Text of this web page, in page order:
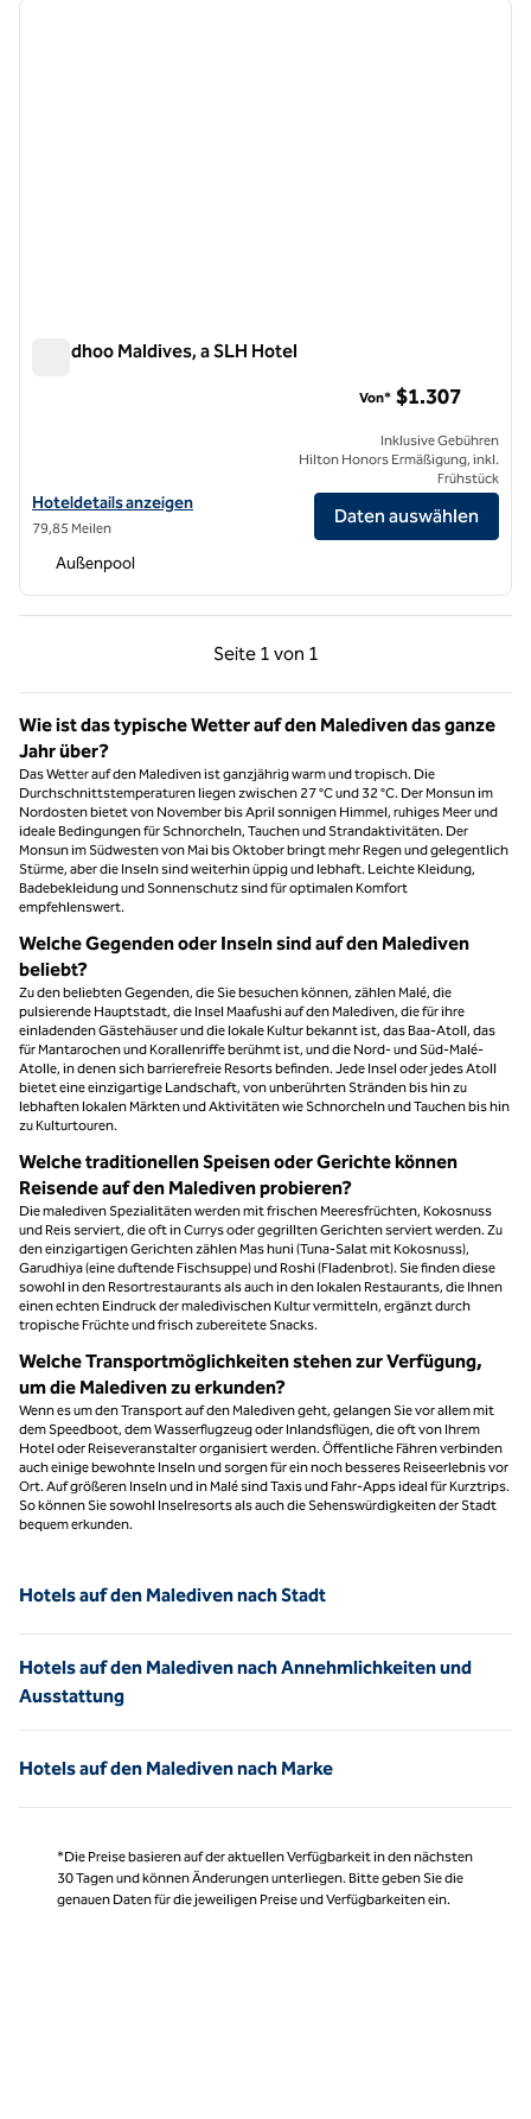
1 von 13
Milaidhoo Maldives, a SLH Hotel
Hoteldetails für Milaidhoo Maldives, a SLH Hotel anzeigen
Hoteldetails anzeigen
79,85 Meilen
Von* $1.307
Inklusive Gebühren
Hilton Honors Ermäßigung, inkl.
Frühstück
Daten auswählen
Außenpool
Seite 1 von 1
Vorherige Seite, 1 von 1
Seite 1 von 1
Wie ist das typische Wetter auf den Malediven das ganze
Jahr über?
Das Wetter auf den Malediven ist ganzjährig warm und tropisch. Die
Durchschnittstemperaturen liegen zwischen 27 °C und 32 °C. Der Monsun im
Nordosten bietet von November bis April sonnigen Himmel, ruhiges Meer und
ideale Bedingungen für Schnorcheln, Tauchen und Strandaktivitäten. Der
Monsun im Südwesten von Mai bis Oktober bringt mehr Regen und gelegentlich
Stürme, aber die Inseln sind weiterhin üppig und lebhaft. Leichte Kleidung,
Badebekleidung und Sonnenschutz sind für optimalen Komfort
empfehlenswert.
Welche Gegenden oder Inseln sind auf den Malediven
beliebt?
Zu den beliebten Gegenden, die Sie besuchen können, zählen Malé, die
pulsierende Hauptstadt, die Insel Maafushi auf den Malediven, die für ihre
einladenden Gästehäuser und die lokale Kultur bekannt ist, das Baa-Atoll, das
für Mantarochen und Korallenriffe berühmt ist, und die Nord- und Süd-Malé-
Atolle, in denen sich barrierefreie Resorts befinden. Jede Insel oder jedes Atoll
bietet eine einzigartige Landschaft, von unberührten Stränden bis hin zu
lebhaften lokalen Märkten und Aktivitäten wie Schnorcheln und Tauchen bis hin
zu Kulturtouren.
Welche traditionellen Speisen oder Gerichte können
Reisende auf den Malediven probieren?
Die malediven Spezialitäten werden mit frischen Meeresfrüchten, Kokosnuss
und Reis serviert, die oft in Currys oder gegrillten Gerichten serviert werden. Zu
den einzigartigen Gerichten zählen Mas huni (Tuna-Salat mit Kokosnuss),
Garudhiya (eine duftende Fischsuppe) und Roshi (Fladenbrot). Sie finden diese
sowohl in den Resortrestaurants als auch in den lokalen Restaurants, die Ihnen
einen echten Eindruck der maledivischen Kultur vermitteln, ergänzt durch
tropische Früchte und frisch zubereitete Snacks.
Welche Transportmöglichkeiten stehen zur Verfügung,
um die Malediven zu erkunden?
Wenn es um den Transport auf den Malediven geht, gelangen Sie vor allem mit
dem Speedboot, dem Wasserflugzeug oder Inlandsflügen, die oft von Ihrem
Hotel oder Reiseveranstalter organisiert werden. Öffentliche Fähren verbinden
auch einige bewohnte Inseln und sorgen für ein noch besseres Reiseerlebnis vor
Ort. Auf größeren Inseln und in Malé sind Taxis und Fahr-Apps ideal für Kurztrips.
So können Sie sowohl Inselresorts als auch die Sehenswürdigkeiten der Stadt
bequem erkunden.
Hotels auf den Malediven nach Stadt
Hotels auf den Malediven nach Annehmlichkeiten und
Ausstattung
Hotels auf den Malediven nach Marke
*Die Preise basieren auf der aktuellen Verfügbarkeit in den nächsten
30 Tagen und können Änderungen unterliegen. Bitte geben Sie die
genauen Daten für die jeweiligen Preise und Verfügbarkeiten ein.